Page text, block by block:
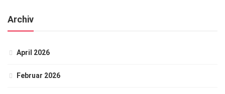
Archiv
April 2026
Februar 2026